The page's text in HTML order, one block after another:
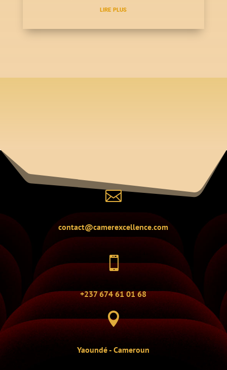
lire plus

contact@camerexcellence.com

+237 674 61 01 68

Yaoundé - Cameroun